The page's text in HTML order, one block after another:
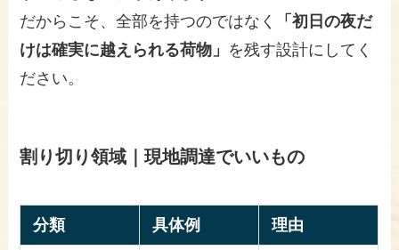
だからこそ、全部を持つのではなく
「初日の夜だ
けは確実に越えられる荷物」 を残す設計にしてく
ださい。
割り切り領域｜現地調達でいいもの
分類 具体例 理由